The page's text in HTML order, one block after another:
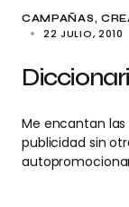
CAMPAÑAS
22 JULIO, 2010
Me encantan
publicidad sin